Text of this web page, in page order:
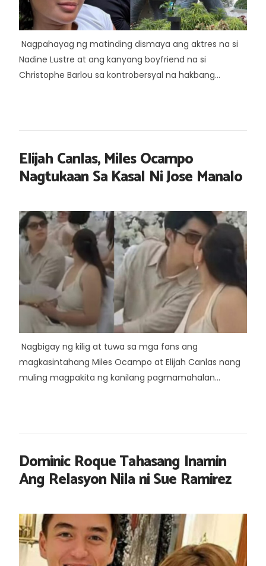
Nagpahayag ng matinding dismaya ang aktres na si
Nadine Lustre at ang kanyang boyfriend na si
Christophe Barlou sa kontrobersyal na hakbang...
Elijah Canlas, Miles Ocampo
Nagtukaan Sa Kasal Ni Jose Manalo
Nagbigay ng kilig at tuwa sa mga fans ang
magkasintahang Miles Ocampo at Elijah Canlas nang
muling magpakita ng kanilang pagmamahalan...
Dominic Roque Tahasang Inamin
Ang Relasyon Nila ni Sue Ramirez